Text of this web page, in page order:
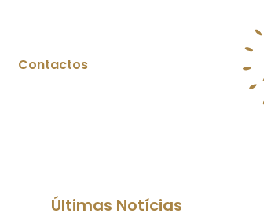
Contactos
Últimas Notícias